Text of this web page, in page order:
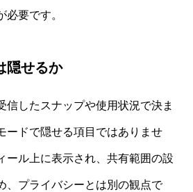
必要です。
隠せるか
信したスナップや使用状況で決ま
ードで隠せる項目ではありませ
ール上に表示され、共有範囲の設
、プライバシーとは別の観点で